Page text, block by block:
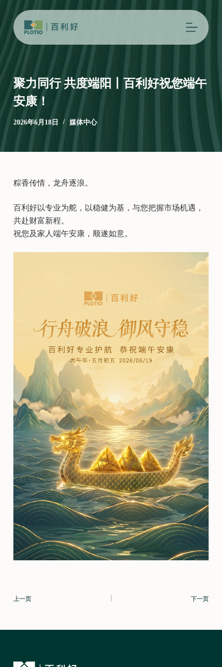
过
内
聚力同行 共度端阳丨百利好祝您端午
安康！
2026年6月18日 媒体中心
粽香传情，龙舟逐浪。
百利好以专业为舵，以稳健为基，与您把握市场机遇，
共赴财富新程。
祝您及家人端午安康，顺遂如意。
上一页 下一页